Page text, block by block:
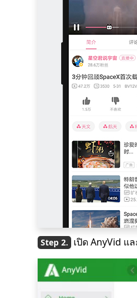
เปิด AnyVid แ